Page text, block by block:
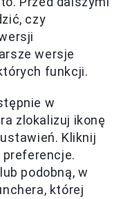
czy
wersje
funkcji.
w
zlokalizuj ikonę
Kliknij
podobną, w
której